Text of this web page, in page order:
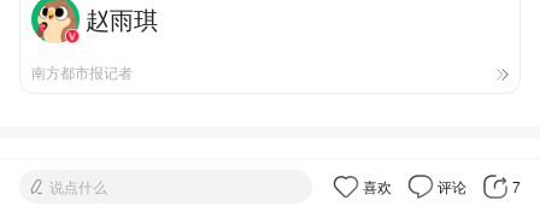
赵雨琪
南方都市报记者
说点什么 喜欢 评论 7